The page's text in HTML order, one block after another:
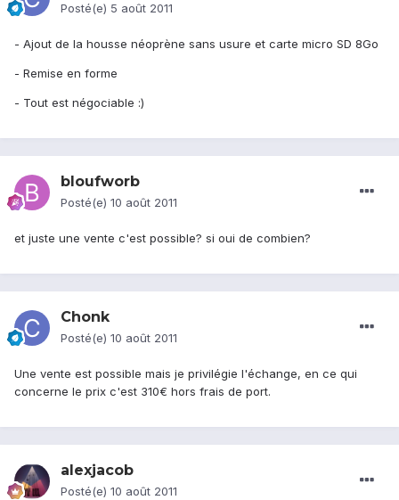
Posté(e) 5 août 2011
- Ajout de la housse néoprène sans usure et carte micro SD 8Go
- Remise en forme
- Tout est négociable :)
bloufworb
Posté(e) 10 août 2011
et juste une vente c'est possible? si oui de combien?
Chonk
Posté(e) 10 août 2011
Une vente est possible mais je privilégie l'échange, en ce qui
concerne le prix c'est 310€ hors frais de port.
alexjacob
Posté(e) 10 août 2011